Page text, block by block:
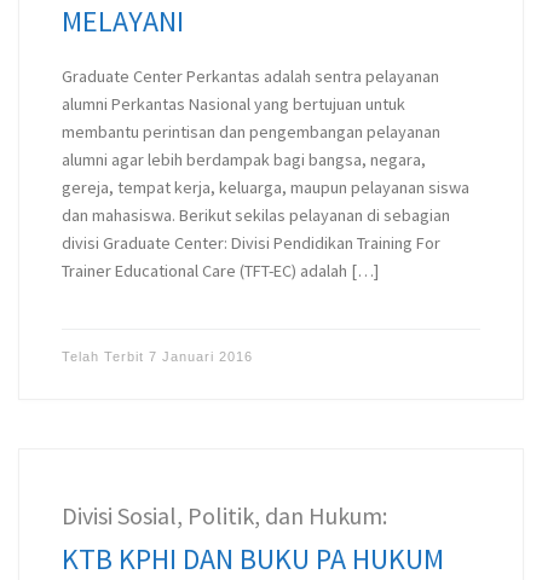
MELAYANI
Graduate Center Perkantas adalah sentra pelayanan
alumni Perkantas Nasional yang bertujuan untuk
membantu perintisan dan pengembangan pelayanan
alumni agar lebih berdampak bagi bangsa, negara,
gereja, tempat kerja, keluarga, maupun pelayanan siswa
dan mahasiswa. Berikut sekilas pelayanan di sebagian
divisi Graduate Center: Divisi Pendidikan Training For
Trainer Educational Care (TFT-EC) adalah […]
Telah Terbit 7 Januari 2016
Divisi Sosial, Politik, dan Hukum:
KTB KPHI DAN BUKU PA HUKUM